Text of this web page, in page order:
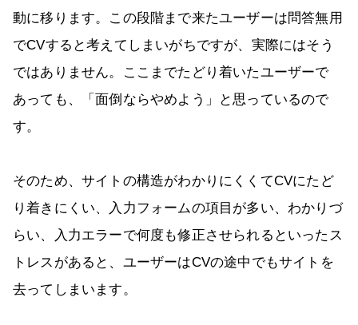
動に移ります。この段階まで来たユーザーは問答無用
でCVすると考えてしまいがちですが、実際にはそう
ではありません。ここまでたどり着いたユーザーで
あっても、「面倒ならやめよう」と思っているので
す。
そのため、サイトの構造がわかりにくくてCVにたど
り着きにくい、入力フォームの項目が多い、わかりづ
らい、入力エラーで何度も修正させられるといったス
トレスがあると、ユーザーはCVの途中でもサイトを
去ってしまいます。